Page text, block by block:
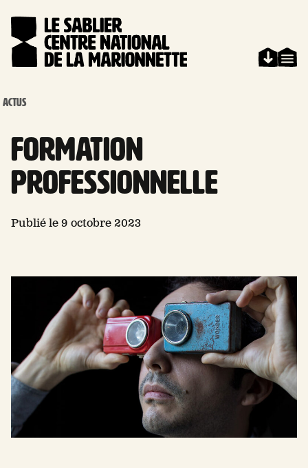
ACTUS
Formation
professionnelle
Publié le 9 octobre 2023